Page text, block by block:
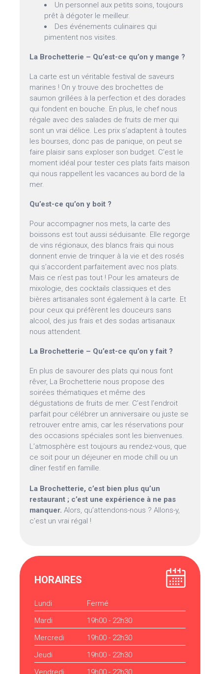
Un personnel aux petits soins, toujours
prêt à dégoter le meilleur.
Des événements culinaires qui
pimentent nos visites.
La Brochetterie – Qu’est-ce qu’on y mange ?
La carte est un véritable festival de saveurs
marines ! On y trouve des brochettes de
saumon grillées à la perfection et des dorades
qui fondent en bouche. En plus, le chef nous
régale avec des salades de fruits de mer qui
sont un vrai délice. Les prix s’adaptent à toutes
les bourses, donc pas de panique, on peut se
faire plaisir sans exploser son budget. C’est le
moment idéal pour tester ces plats faits maison
qui nous rappellent les vacances au bord de la
mer.
Qu’est-ce qu’on y boit ?
Pour accompagner nos mets, la carte des
boissons est tout aussi séduisante. Elle regorge
de vins régionaux, des blancs frais qui nous
donnent envie de trinquer à la vie et des rosés
qui s’accordent parfaitement avec nos plats.
Mais ce n’est pas tout ! Pour les amateurs de
mixologie, des cocktails classiques et des
bières artisanales sont également à la carte. Et
pour ceux qui préfèrent les douceurs sans
alcool, des jus frais et des sodas artisanaux
nous attendent.
La Brochetterie – Qu’est-ce qu’on y fait ?
En plus de savourer des plats qui nous font
rêver, La Brochetterie nous propose des
soirées thématiques et même des
dégustations de fruits de mer. C’est l’endroit
parfait pour célébrer un anniversaire ou juste se
retrouver entre amis, car les réservations pour
des occasions spéciales sont les bienvenues.
L’atmosphère est toujours au rendez-vous, que
ce soit pour un déjeuner en mode chill ou un
dîner festif en famille.
La Brochetterie, c’est bien plus qu’un
restaurant ; c’est une expérience à ne pas
manquer. Alors, qu’attendons-nous ? Allons-y,
c’est un vrai régal !
HORAIRES
Lundi
Fermé
Mardi
19h00 - 22h30
Mercredi
19h00 - 22h30
Jeudi
19h00 - 22h30
Vendredi
19h00 - 22h30